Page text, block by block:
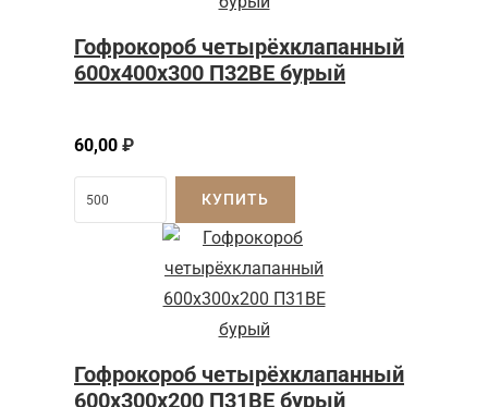
Гофрокороб четырёхклапанный
600x400x300 П32BE бурый
60,00 ₽
КУПИТЬ
Гофрокороб четырёхклапанный
600x300x200 П31BE бурый